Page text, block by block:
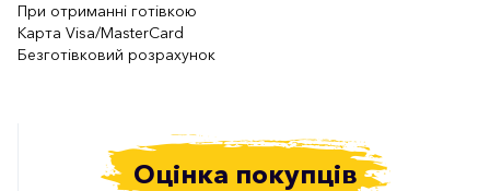
При отриманні готівкою
Карта Visa/MasterCard
Безготівковий розрахунок
Оцінка покупців